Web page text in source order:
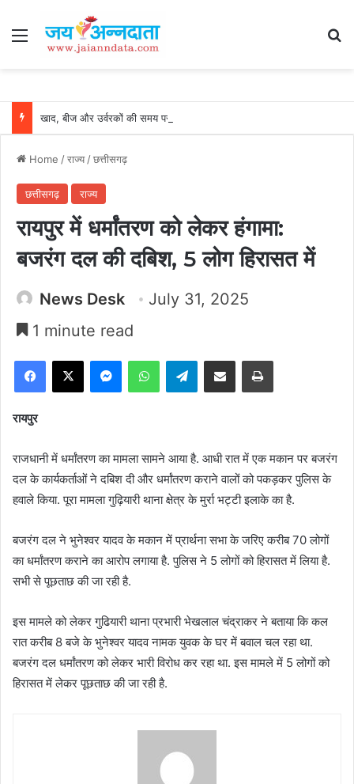
Menu
Home /राज्य/छत्तीसगढ़
छत्तीसगढ़ राज्य
रायपुर में धर्मांतरण को लेकर हंगामा:
बजरंग दल की दबिश, 5 लोग हिरासत में
News Desk
July 31, 2025
1 minute read
Facebook
X MessengerWhatsAppTelegramShare via Email Print
रायपुर
राजधानी में धर्मांतरण का मामला सामने आया है. आधी रात में एक मकान पर बजरंग
दल के कार्यकर्ताओं ने दबिश दी और धर्मांतरण कराने वालों को पकड़कर पुलिस के
हवाले किया. पूरा मामला गुढ़ियारी थाना क्षेत्र के मुर्रा भट्टी इलाके का है.
बजरंग दल ने भुनेश्वर यादव के मकान में प्रार्थना सभा के जरिए करीब 70 लोगों
का धर्मांतरण कराने का आरोप लगाया है. पुलिस ने 5 लोगों को हिरासत में लिया है.
सभी से पूछताछ की जा रही है.
इस मामले को लेकर गुढियारी थाना प्रभारी भेखलाल चंद्राकर ने बताया कि कल
रात करीब 8 बजे के भुनेश्वर यादव नामक युवक के घर में बवाल चल रहा था.
बजरंग दल धर्मांतरण को लेकर भारी विरोध कर रहा था. इस मामले में 5 लोगों को
हिरासत में लेकर पूछताछ की जा रही है.